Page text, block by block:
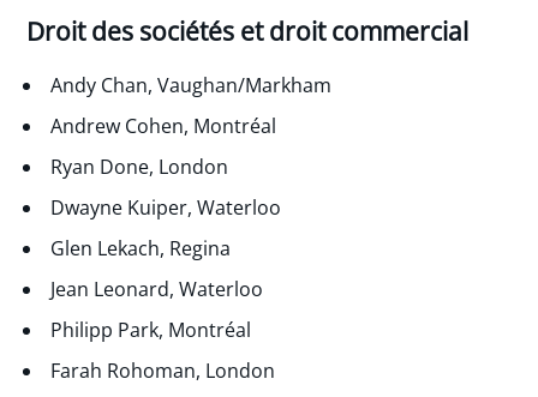
Droit des sociétés et droit commercial
Andy Chan, Vaughan/Markham
Andrew Cohen, Montréal
Ryan Done, London
Dwayne Kuiper, Waterloo
Glen Lekach, Regina
Jean Leonard, Waterloo
Philipp Park, Montréal
Farah Rohoman, London